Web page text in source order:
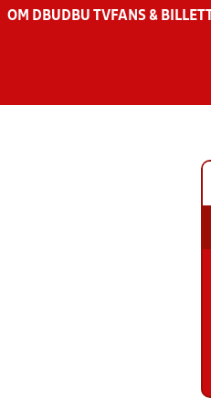
OM DBU DBU TV FANS &